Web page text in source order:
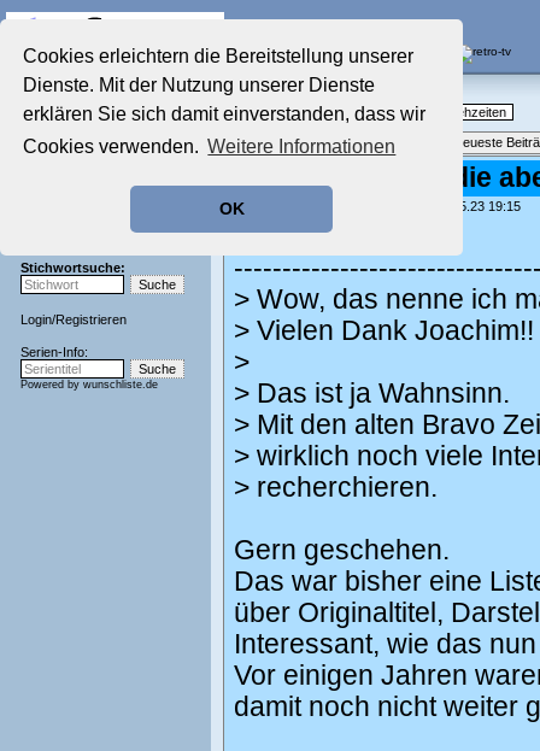
Cookies erleichtern die Bereitstellung unserer
Dienste. Mit der Nutzung unserer Dienste
erklären Sie sich damit einverstanden, dass wir
Cookies verwenden. Weitere Informationen
OK
Startseite
Aktuelles Forum
Film-Forum
Zeichentrick-Forum
Stichwortsuche:
Login/Registrieren
Serien-Info:
Powered by wunschliste.de
Nostalgieecke
TV-Erinnerungen an gute, alte Fernsehzeiten
Themenübersicht • Neues Thema Neueste
Re: Flicka: Ken- die
geschrieben von: , 18.05.23 19:15
lrscgn schrieb:
> Wow, das nenne ich
> Vielen Dank Joachim!!
>
> Das ist ja Wahnsinn.
> Mit den alten Bravo
> wirklich noch viele
> recherchieren.
Gern geschehen.
Das war bisher eine
über Originaltitel,
Interessant, wie das
Vor einigen Jahren
damit noch nicht weiter